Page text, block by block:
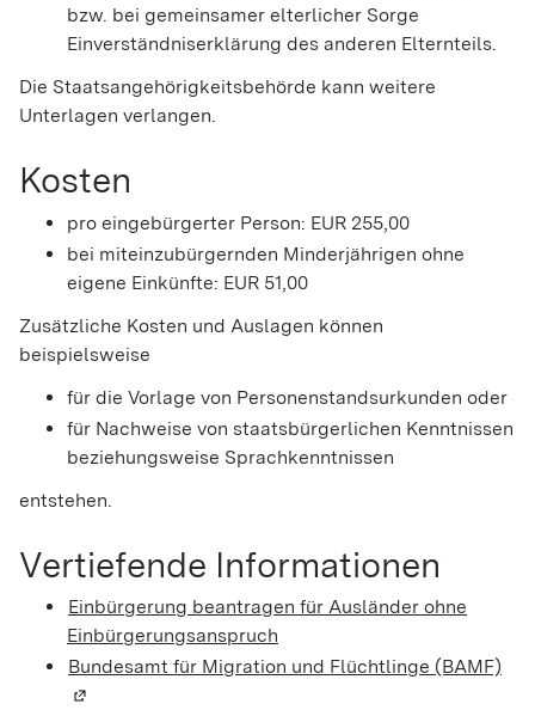
bzw. bei gemeinsamer elterlicher Sorge
Einverständniserklärung des anderen Elternteils.
Die Staatsangehörigkeitsbehörde kann weitere
Unterlagen verlangen.
Kosten
pro eingebürgerter Person: EUR 255,00
bei miteinzubürgernden Minderjährigen ohne
eigene Einkünfte: EUR 51,00
Zusätzliche Kosten und Auslagen können
beispielsweise
für die Vorlage von Personenstandsurkunden oder
für Nachweise von staatsbürgerlichen Kenntnissen
beziehungsweise Sprachkenntnissen
entstehen.
Vertiefende Informationen
Einbürgerung beantragen für Ausländer ohne
Einbürgerungsanspruch
Bundesamt für Migration und Flüchtlinge (BAMF)